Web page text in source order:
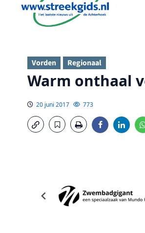
Vorden Regionaal
Warm onthaal
20 juni 2017 773